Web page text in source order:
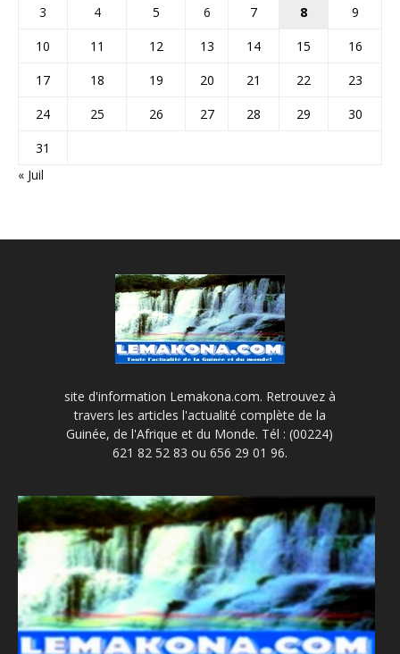
3
4 5 6 7 8
9
10
11 12 13 14 15
16
17
18 19 20 21 22
23
24
25 26 27 28 29
30
31
« Juil
site d'information Lemakona.com. Retrouvez à
travers les articles l'actualité complète de la
Guinée, de l'Afrique et du Monde. Tél : (00224)
621 82 52 83 ou 656 29 01 96.